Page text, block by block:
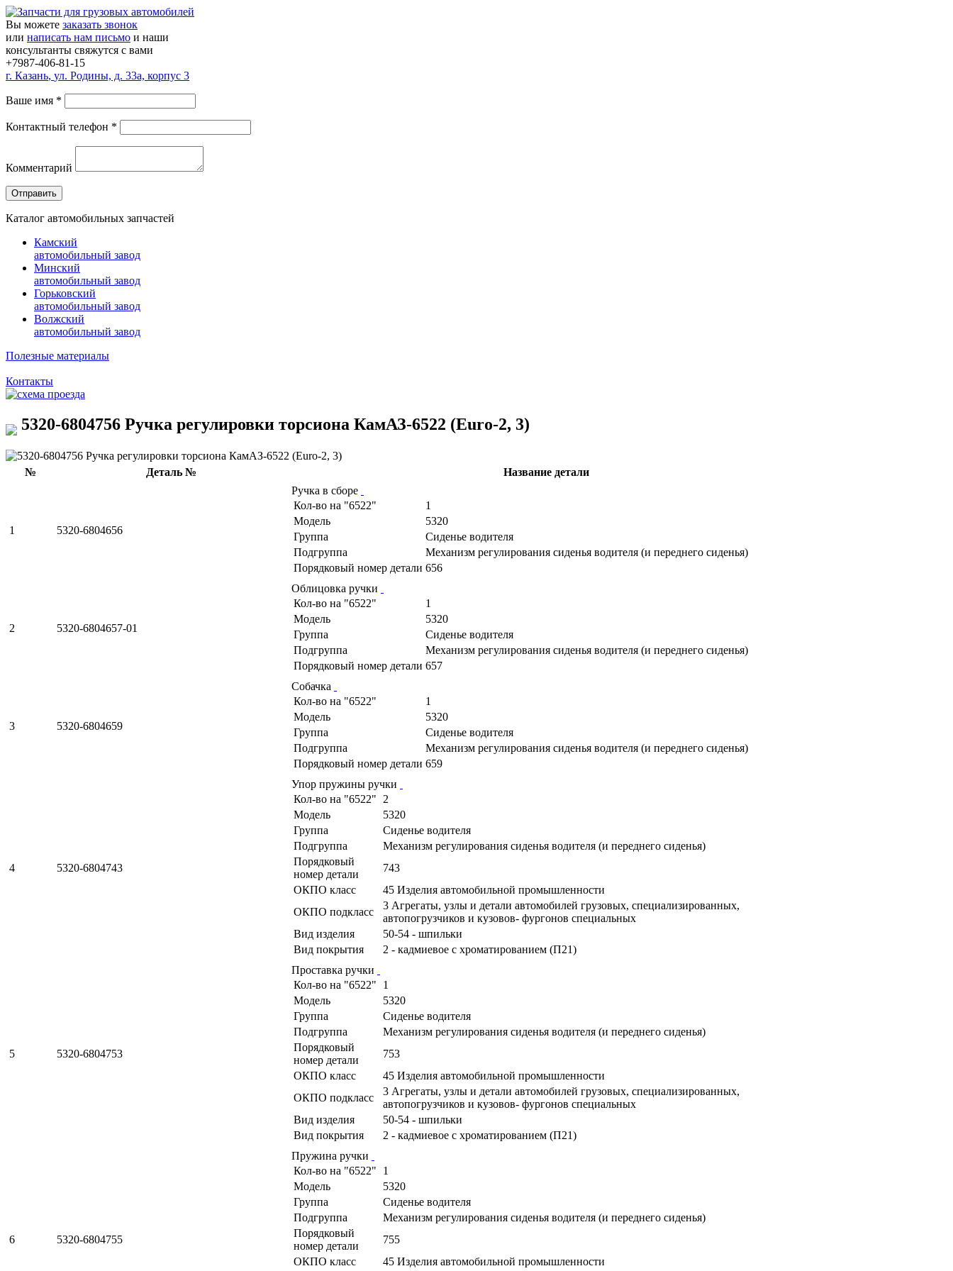
Вы можете заказать звонок
или написать нам письмо и наши
консультанты свяжутся с вами
+7987-406-81-15
г. Казань, ул. Родины, д. 33а, корпус 3
Ваше имя *
Контактный телефон *
Комментарий
Каталог автомобильных запчастей
Камский
автомобильный завод
Минский
автомобильный завод
Горьковский
автомобильный завод
Волжский
автомобильный завод
Полезные материалы
Контакты
5320-6804756 Ручка регулировки торсиона КамАЗ-6522 (Euro-2, 3)
№ Деталь № Название детали
1 5320-6804656
Ручка в сборе
Кол-во на "6522"
1
Модель
5320
Группа
Сиденье водителя
Подгруппа
Механизм регулирования сиденья водителя (и переднего сиденья)
Порядковый номер детали 656
2 5320-6804657-01
Облицовка ручки
Кол-во на "6522"
1
Модель
5320
Группа
Сиденье водителя
Подгруппа
Механизм регулирования сиденья водителя (и переднего сиденья)
Порядковый номер детали 657
3 5320-6804659
Собачка
Кол-во на "6522"
1
Модель
5320
Группа
Сиденье водителя
Подгруппа
Механизм регулирования сиденья водителя (и переднего сиденья)
Порядковый номер детали 659
4 5320-6804743
Упор пружины ручки
Кол-во на "6522"
2
Модель
5320
Группа
Сиденье водителя
Подгруппа
Механизм регулирования сиденья водителя (и переднего сиденья)
Порядковый
номер детали
743
ОКПО класс
45 Изделия автомобильной промышленности
ОКПО подкласс
3 Агрегаты, узлы и детали автомобилей грузовых, специализированных,
автопогрузчиков и кузовов- фургонов специальных
Вид изделия
50-54 - шпильки
Вид покрытия
2 - кадмиевое с хроматированием (П21)
5 5320-6804753
Проставка ручки
Кол-во на "6522"
1
Модель
5320
Группа
Сиденье водителя
Подгруппа
Механизм регулирования сиденья водителя (и переднего сиденья)
Порядковый
номер детали
753
ОКПО класс
45 Изделия автомобильной промышленности
ОКПО подкласс
3 Агрегаты, узлы и детали автомобилей грузовых, специализированных,
автопогрузчиков и кузовов- фургонов специальных
Вид изделия
50-54 - шпильки
Вид покрытия
2 - кадмиевое с хроматированием (П21)
6 5320-6804755
Пружина ручки
Кол-во на "6522"
1
Модель
5320
Группа
Сиденье водителя
Подгруппа
Механизм регулирования сиденья водителя (и переднего сиденья)
Порядковый
номер детали
755
ОКПО класс
45 Изделия автомобильной промышленности